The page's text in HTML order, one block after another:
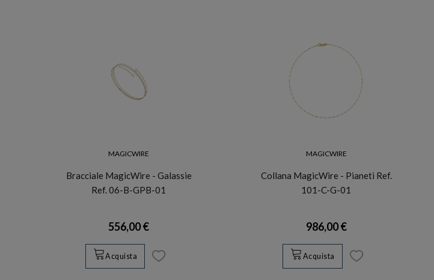
MAGICWIRE
Bracciale MagicWire - Galassie
Ref. 06-B-GPB-01
556,00 €
Acquista
MAGICWIRE
Collana MagicWire - Pianeti Ref.
101-C-G-01
986,00 €
Acquista